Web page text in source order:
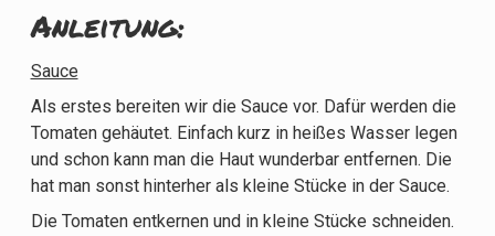
Anleitung:
Sauce
Als erstes bereiten wir die Sauce vor. Dafür werden die
Tomaten gehäutet. Einfach kurz in heißes Wasser legen
und schon kann man die Haut wunderbar entfernen. Die
hat man sonst hinterher als kleine Stücke in der Sauce.
Die Tomaten entkernen und in kleine Stücke schneiden.